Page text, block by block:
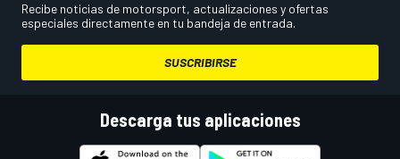
Recibe noticias de motorsport, actualizaciones y ofertas
especiales directamente en tu bandeja de entrada.
SUSCRIBIRSE
Descarga tus aplicaciones